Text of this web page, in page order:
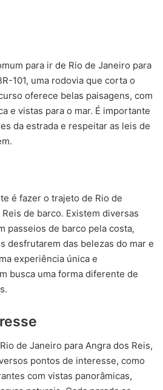
para ir de Rio de Janeiro para
101, uma rodovia que corta o
oferece belas paisagens, com
e vistas para o mar. É importante
da estrada e respeitar as leis de
é fazer o trajeto de Rio de
de barco. Existem diversas
passeios de barco pela costa,
desfrutarem das belezas do mar e
experiência única e
busca uma forma diferente de
de Janeiro para Angra dos Reis,
pontos de interesse, como
com vistas panorâmicas,